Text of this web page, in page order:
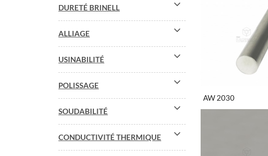
DURETÉ BRINELL
ALLIAGE
USINABILITÉ
POLISSAGE
SOUDABILITÉ
CONDUCTIVITÉ THERMIQUE
AW 2030